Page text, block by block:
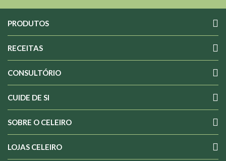
PRODUTOS
RECEITAS
CONSULTÓRIO
CUIDE DE SI
SOBRE O CELEIRO
LOJAS CELEIRO